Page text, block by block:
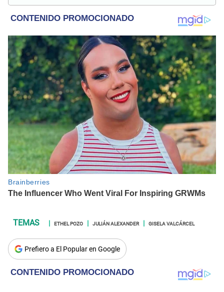
ETHEL POZO JULIÁN ALEXANDER GISELA VALCÁRCEL
Prefiero a El Popular en Google